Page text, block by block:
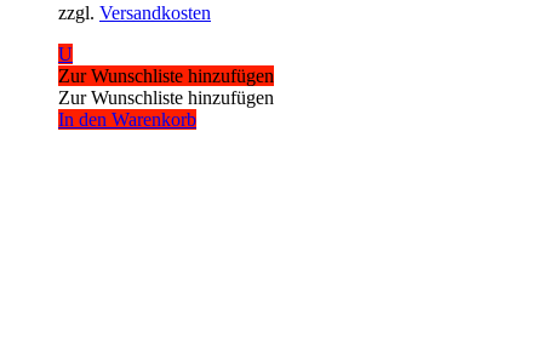
zzgl. Versandkosten
U
Zur Wunschliste hinzufügen
Zur Wunschliste hinzufügen
In den Warenkorb